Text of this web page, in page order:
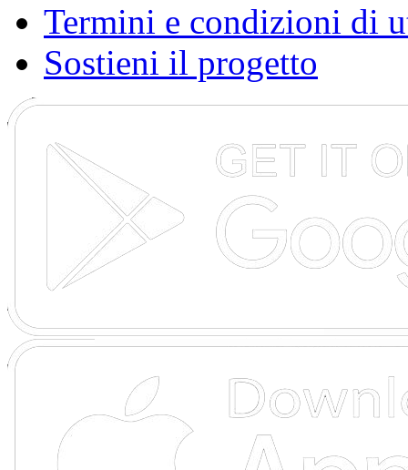
Termini e condizioni di
Sostieni il progetto